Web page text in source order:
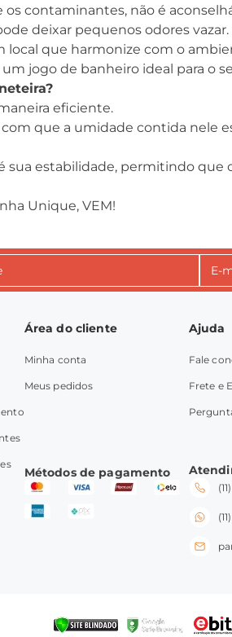
contaminantes, não é
deixar pequenos odores vazar.
que harmonize com o
jogo de banheiro ideal para o
eficiente.
que a umidade contida nele
sua estabilidade, permitindo
Unique, VEM!
Área do cliente
Minha conta
Meus pedidos
Métodos de pagamento
Ajuda
Fale
Frete e